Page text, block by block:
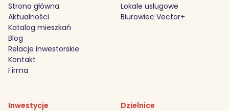
Strona główna
Aktualności
Katalog mieszkań
Blog
Relacje inwestorskie
Kontakt
Firma
Lokale usługowe
Biurowiec Vector+
Inwestycje
Dzielnice